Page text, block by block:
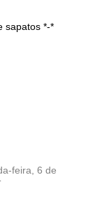
sapatos *-*
feira, 6 de